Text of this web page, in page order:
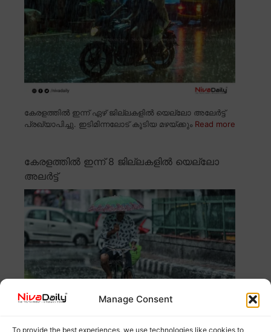
Manage Consent
To provide the best experiences, we use technologies like cookies to
കേരളത്തിൽ ഇന്ന് ഏഴ് ജില്ലകളിൽ യെല്ലോ അലേർട്ട്
പ്രഖ്യാപിച്ചു. ഇടിമിന്നലോട് കൂടിയ മഴയ്ക്കും Read more
കേരളത്തിൽ ഇന്ന് 8 ജില്ലകളിൽ യെല്ലോ
അലർട്ട്